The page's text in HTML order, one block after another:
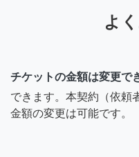
よ
チケットの金額は変更で
できます。本契約（依頼
金額の変更は可能です。